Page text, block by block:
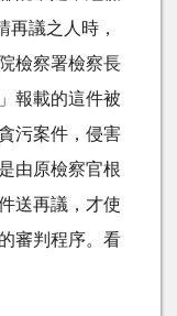
議之人時，
檢察署檢察長
報載的這件被
污案件，侵害
由原檢察官根
送再議，才使
審判程序。看